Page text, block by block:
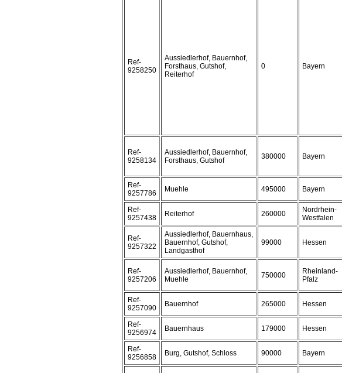
Ref-
9258250
Aussiedlerhof, Bauernhof,
Forsthaus, Gutshof,
Reiterhof
0 Bayern
Ref-
9258134
Aussiedlerhof, Bauernhof,
Forsthaus, Gutshof
380000 Bayern
Ref-
9257786
Muehle 495000 Bayern
Ref-
9257438
Reiterhof 260000
Nordrhein-
Westfalen
Ref-
9257322
Aussiedlerhof, Bauernhaus,
Bauernhof, Gutshof,
Landgasthof
99000 Hessen
Ref-
9257206
Aussiedlerhof, Bauernhof,
Muehle
750000
Rheinland-
Pfalz
Ref-
9257090
Bauernhof 265000 Hessen
Ref-
9256974
Bauernhaus 179000 Hessen
Ref-
9256858
Burg, Gutshof, Schloss 90000 Bayern